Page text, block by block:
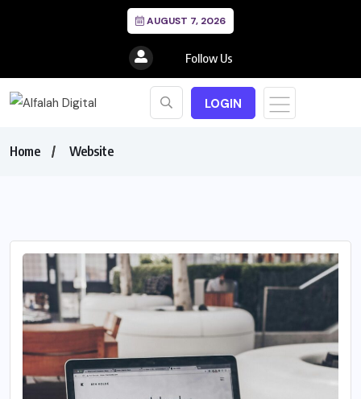
AUGUST 7, 2026
Follow Us
LOGIN
Home Website